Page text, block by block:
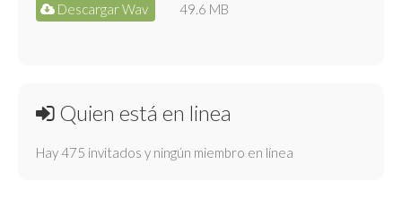
Descargar Wav 49.6 MB
Quien está en linea
Hay 475 invitados y ningún miembro en línea